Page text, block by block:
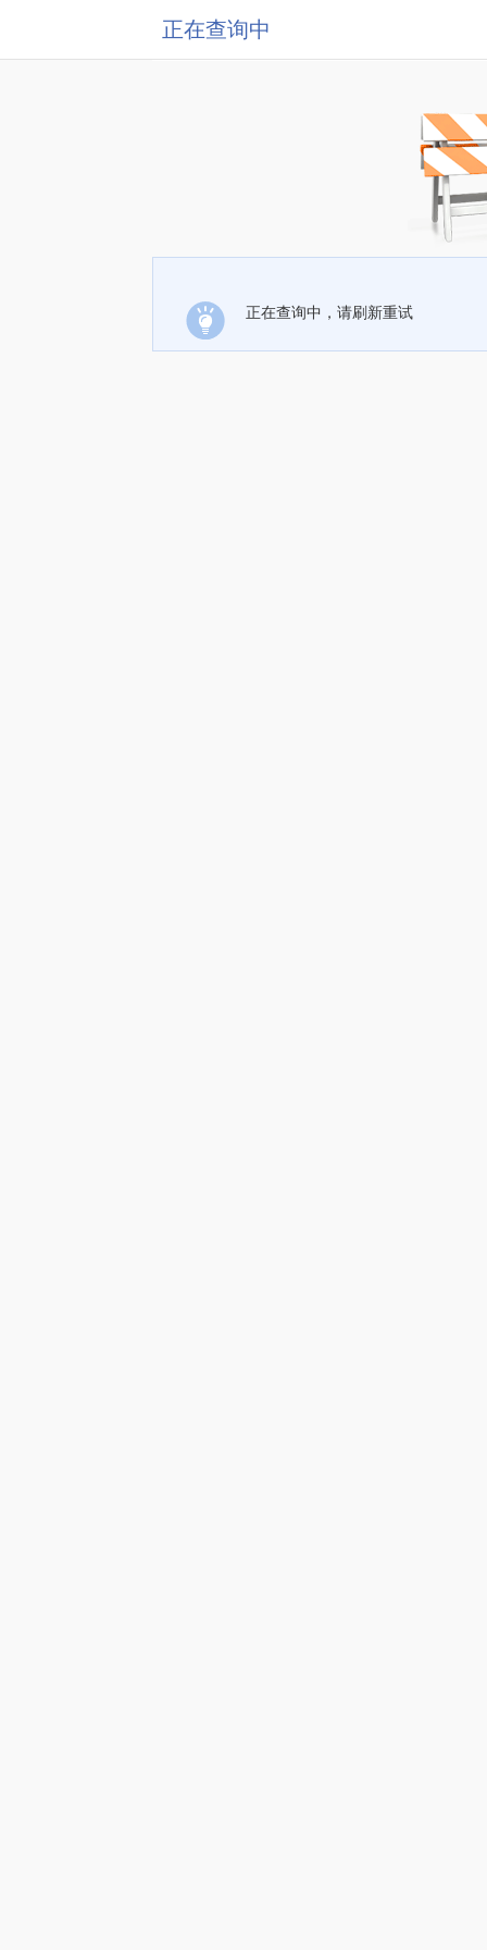
正在查询中
正在查询中，请刷新重试